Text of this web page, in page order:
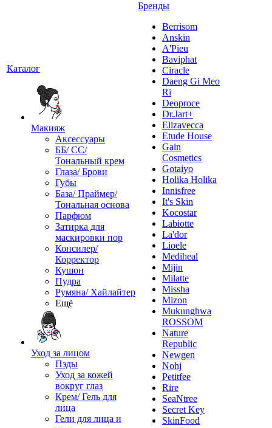
Каталог
Макияж
Аксессуары
ББ/ СС/
Тональный крем
Глаза/ Брови
Губы
База/ Праймер/
Тональная основа
Парфюм
Затирка для
маскировки пор
Консилер/
Корректор
Кушон
Пудра
Румяна/ Хайлайтер
Ещё
Уход за лицом
Пэды
Уход за кожей
вокруг глаз
Крем/ Гель для
лица
Гели для лица и
Бренды
Berrisom
Anskin
A'Pieu
Baviphat
Ciracle
Daeng Gi Meo
Ri
Deoproce
Dr.Jart+
Elizavecca
Etude House
Gain
Cosmetics
Gotaiyo
Holika Holika
Innisfree
It's Skin
Kocostar
Labiotte
La'dor
Lioele
Mediheal
Mijin
Milatte
Missha
Mizon
Mukunghwa
ROSSOM
Nature
Republic
Newgen
Nohj
Petitfee
Rire
SeaNtree
Secret Key
SkinFood